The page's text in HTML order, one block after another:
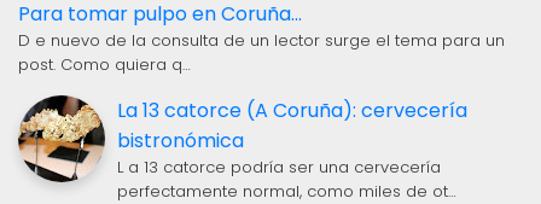
Para tomar pulpo en Coruña...
D e nuevo de la consulta de un lector surge el tema para un
post. Como quiera q…
La 13 catorce (A Coruña): cervecería
bistronómica
L a 13 catorce podría ser una cervecería
perfectamente normal, como miles de ot…